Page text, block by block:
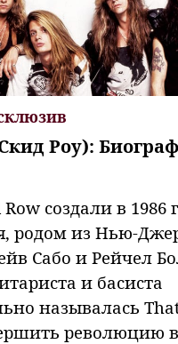
Роу):
создали в 1986
родом из Нью-
Сабо и Рейчел
и басиста
называлась
революцию